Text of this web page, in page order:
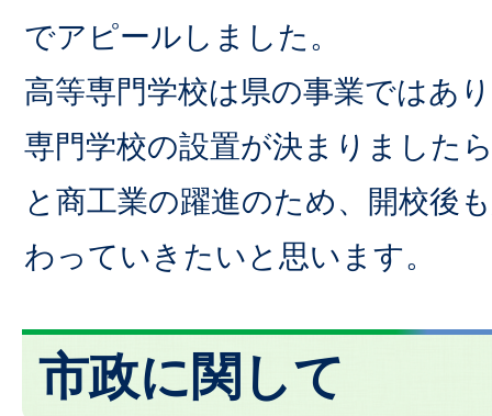
でアピールしました。
高等専門学校は県の事業ではあ
専門学校の設置が決まりました
と商工業の躍進のため、開校後
わっていきたいと思います。
市政に関して